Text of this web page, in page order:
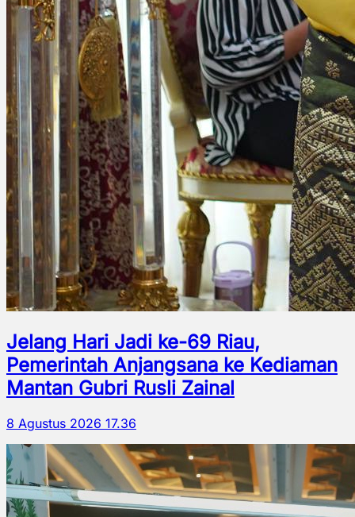
Jelang Hari Jadi ke-69 Riau,
Pemerintah Anjangsana ke Kediaman
Mantan Gubri Rusli Zainal
8 Agustus 2026 17.36